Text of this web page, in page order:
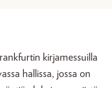
kirjamessuilla
hallissa, jossa on